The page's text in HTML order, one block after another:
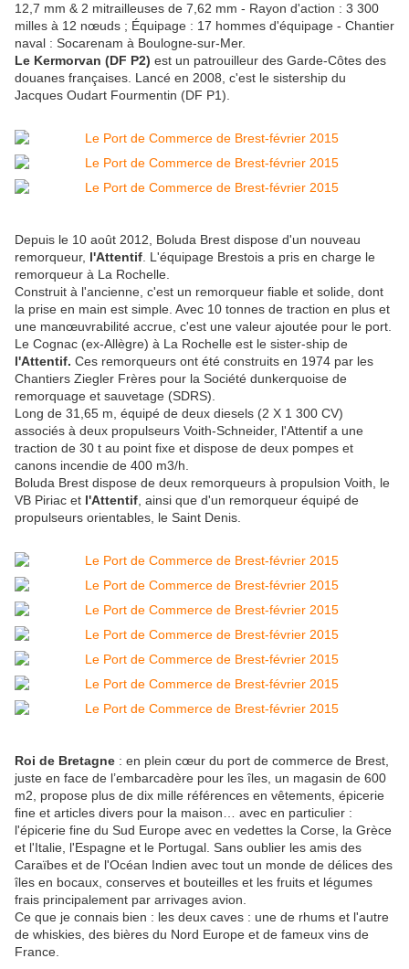
12,7 mm & 2 mitrailleuses de 7,62 mm - Rayon d'action : 3 300
milles à 12 nœuds ; Équipage : 17 hommes d'équipage - Chantier
naval : Socarenam à Boulogne-sur-Mer.
Le Kermorvan (DF P2) est un patrouilleur des Garde-Côtes des
douanes françaises. Lancé en 2008, c'est le sistership du
Jacques Oudart Fourmentin (DF P1).
Depuis le 10 août 2012, Boluda Brest dispose d'un nouveau
remorqueur, l'Attentif . L'équipage Brestois a pris en charge le
remorqueur à La Rochelle.
Construit à l'ancienne, c'est un remorqueur fiable et solide, dont
la prise en main est simple. Avec 10 tonnes de traction en plus et
une manœuvrabilité accrue, c'est une valeur ajoutée pour le port.
Le Cognac (ex-Allègre) à La Rochelle est le sister-ship de
l'Attentif. Ces remorqueurs ont été construits en 1974 par les
Chantiers Ziegler Frères pour la Société dunkerquoise de
remorquage et sauvetage (SDRS).
Long de 31,65 m, équipé de deux diesels (2 X 1 300 CV)
associés à deux propulseurs Voith-Schneider, l'Attentif a une
traction de 30 t au point fixe et dispose de deux pompes et
canons incendie de 400 m3/h.
Boluda Brest dispose de deux remorqueurs à propulsion Voith, le
VB Piriac et l'Attentif , ainsi que d'un remorqueur équipé de
propulseurs orientables, le Saint Denis.
Roi de Bretagne : en plein cœur du port de commerce de Brest,
juste en face de l’embarcadère pour les îles, un magasin de 600
m2, propose plus de dix mille références en vêtements, épicerie
fine et articles divers pour la maison… avec en particulier :
l'épicerie fine du Sud Europe avec en vedettes la Corse, la Grèce
et l'Italie, l'Espagne et le Portugal. Sans oublier les amis des
Caraïbes et de l'Océan Indien avec tout un monde de délices des
îles en bocaux, conserves et bouteilles et les fruits et légumes
frais principalement par arrivages avion.
Ce que je connais bien : les deux caves : une de rhums et l'autre
de whiskies, des bières du Nord Europe et de fameux vins de
France.